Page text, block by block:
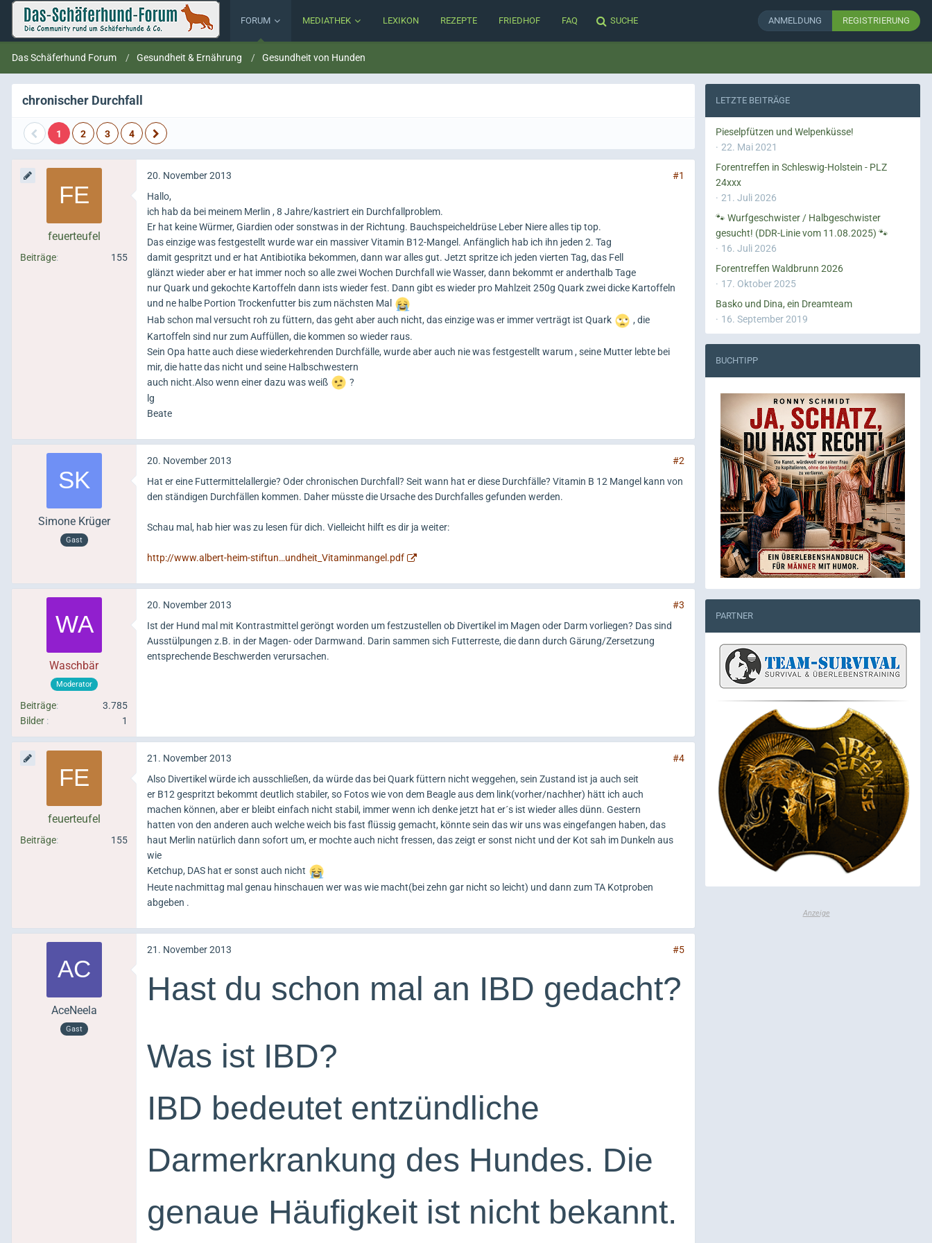
FORUM MEDIATHEK LEXIKON REZEPTE FRIEDHOF FAQ SUCHE ANMELDUNG REGISTRIERUNG
Das Schäferhund Forum Gesundheit & Ernährung Gesundheit von Hunden
chronischer Durchfall
1 2 3 4
feuerteufel
Beiträge 155
20. November 2013
#1
Hallo,
ich hab da bei meinem Merlin , 8 Jahre/kastriert ein Durchfallproblem.
Er hat keine Würmer, Giardien oder sonstwas in der Richtung. Bauchspeicheldrüse Leber Niere alles tip top.
Das einzige was festgestellt wurde war ein massiver Vitamin B12-Mangel. Anfänglich hab ich ihn jeden 2. Tag
damit gespritzt und er hat Antibiotika bekommen, dann war alles gut. Jetzt spritze ich jeden vierten Tag, das Fell
glänzt wieder aber er hat immer noch so alle zwei Wochen Durchfall wie Wasser, dann bekommt er anderthalb Tage
nur Quark und gekochte Kartoffeln dann ists wieder fest. Dann gibt es wieder pro Mahlzeit 250g Quark zwei dicke Kartoffeln
und ne halbe Portion Trockenfutter bis zum nächsten Mal
Hab schon mal versucht roh zu füttern, das geht aber auch nicht, das einzige was er immer verträgt ist Quark
, die
Kartoffeln sind nur zum Auffüllen, die kommen so wieder raus.
Sein Opa hatte auch diese wiederkehrenden Durchfälle, wurde aber auch nie was festgestellt warum , seine Mutter lebte bei
mir, die hatte das nicht und seine Halbschwestern
auch nicht.Also wenn einer dazu was weiß
?
lg
Beate
Simone Krüger
Gast
20. November 2013
#2
Hat er eine Futtermittelallergie? Oder chronischen Durchfall? Seit wann hat er diese Durchfälle? Vitamin B 12 Mangel kann von
den ständigen Durchfällen kommen. Daher müsste die Ursache des Durchfalles gefunden werden.
Schau mal, hab hier was zu lesen für dich. Vielleicht hilft es dir ja weiter:
http://www.albert-heim-stiftun…undheit_Vitaminmangel.pdf
Waschbär
Moderator
Beiträge
3.785
Bilder
1
20. November 2013
#3
Ist der Hund mal mit Kontrastmittel geröngt worden um festzustellen ob Divertikel im Magen oder Darm vorliegen? Das sind
Ausstülpungen z.B. in der Magen- oder Darmwand. Darin sammen sich Futterreste, die dann durch Gärung/Zersetzung
entsprechende Beschwerden verursachen.
feuerteufel
Beiträge 155
21. November 2013
#4
Also Divertikel würde ich ausschließen, da würde das bei Quark füttern nicht weggehen, sein Zustand ist ja auch seit
er B12 gespritzt bekommt deutlich stabiler, so Fotos wie von dem Beagle aus dem link(vorher/nachher) hätt ich auch
machen können, aber er bleibt einfach nicht stabil, immer wenn ich denke jetzt hat er´s ist wieder alles dünn. Gestern
hatten von den anderen auch welche weich bis fast flüssig gemacht, könnte sein das wir uns was eingefangen haben, das
haut Merlin natürlich dann sofort um, er mochte auch nicht fressen, das zeigt er sonst nicht und der Kot sah im Dunkeln aus
wie
Ketchup, DAS hat er sonst auch nicht
Heute nachmittag mal genau hinschauen wer was wie macht(bei zehn gar nicht so leicht) und dann zum TA Kotproben
abgeben .
AceNeela
Gast
21. November 2013 #5
Hast du schon mal an IBD gedacht?
Was ist IBD?
IBD bedeutet entzündliche
Darmerkrankung des Hundes. Die
genaue Häufigkeit ist nicht bekannt.
LETZTE BEITRÄGE
Pieselpfützen und Welpenküsse!
22. Mai 2021
Forentreffen in Schleswig-Holstein - PLZ
24xxx
21. Juli 2026
🐾 Wurfgeschwister / Halbgeschwister
gesucht! (DDR-Linie vom 11.08.2025) 🐾
16. Juli 2026
Forentreffen Waldbrunn 2026
17. Oktober 2025
Basko und Dina, ein Dreamteam
16. September 2019
BUCHTIPP
PARTNER